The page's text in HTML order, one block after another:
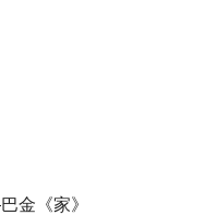
金《家》